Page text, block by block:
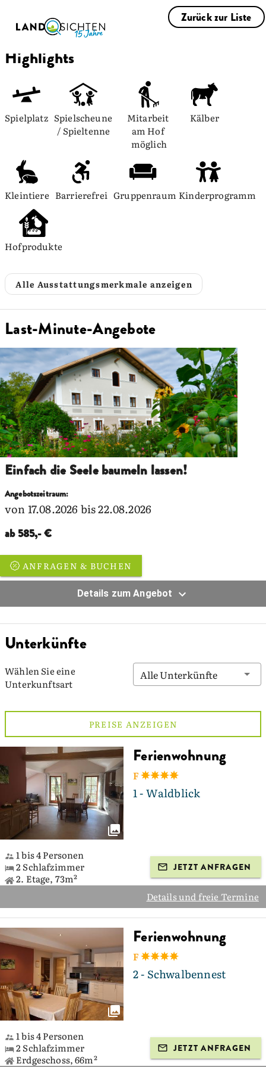
Zurück zur Liste
Highlights
Spielplatz Spielscheune
/ Spieltenne
Mitarbeit
am Hof
möglich
Kälber
Kleintiere Barrierefrei Gruppenraum Kinderprogramm
Hofprodukte
Alle Ausstattungsmerkmale anzeigen
Last-Minute-Angebote
Einfach die Seele baumeln lassen!
Angebotszeitraum:
von 17.08.2026 bis 22.08.2026
ab 585,- €
ANFRAGEN & BUCHEN
Details zum Angebot
Unterkünfte
Wählen Sie eine
Unterkunftsart
Alle Unterkünfte
PREISE ANZEIGEN
Ferienwohnung
F
1 - Waldblick
1 bis 4 Personen
2 Schlafzimmer
2. Etage, 73m²
JETZT ANFRAGEN
Details und freie Termine
Ferienwohnung
F
2 - Schwalbennest
1 bis 4 Personen
2 Schlafzimmer
Erdgeschoss, 66m²
JETZT ANFRAGEN